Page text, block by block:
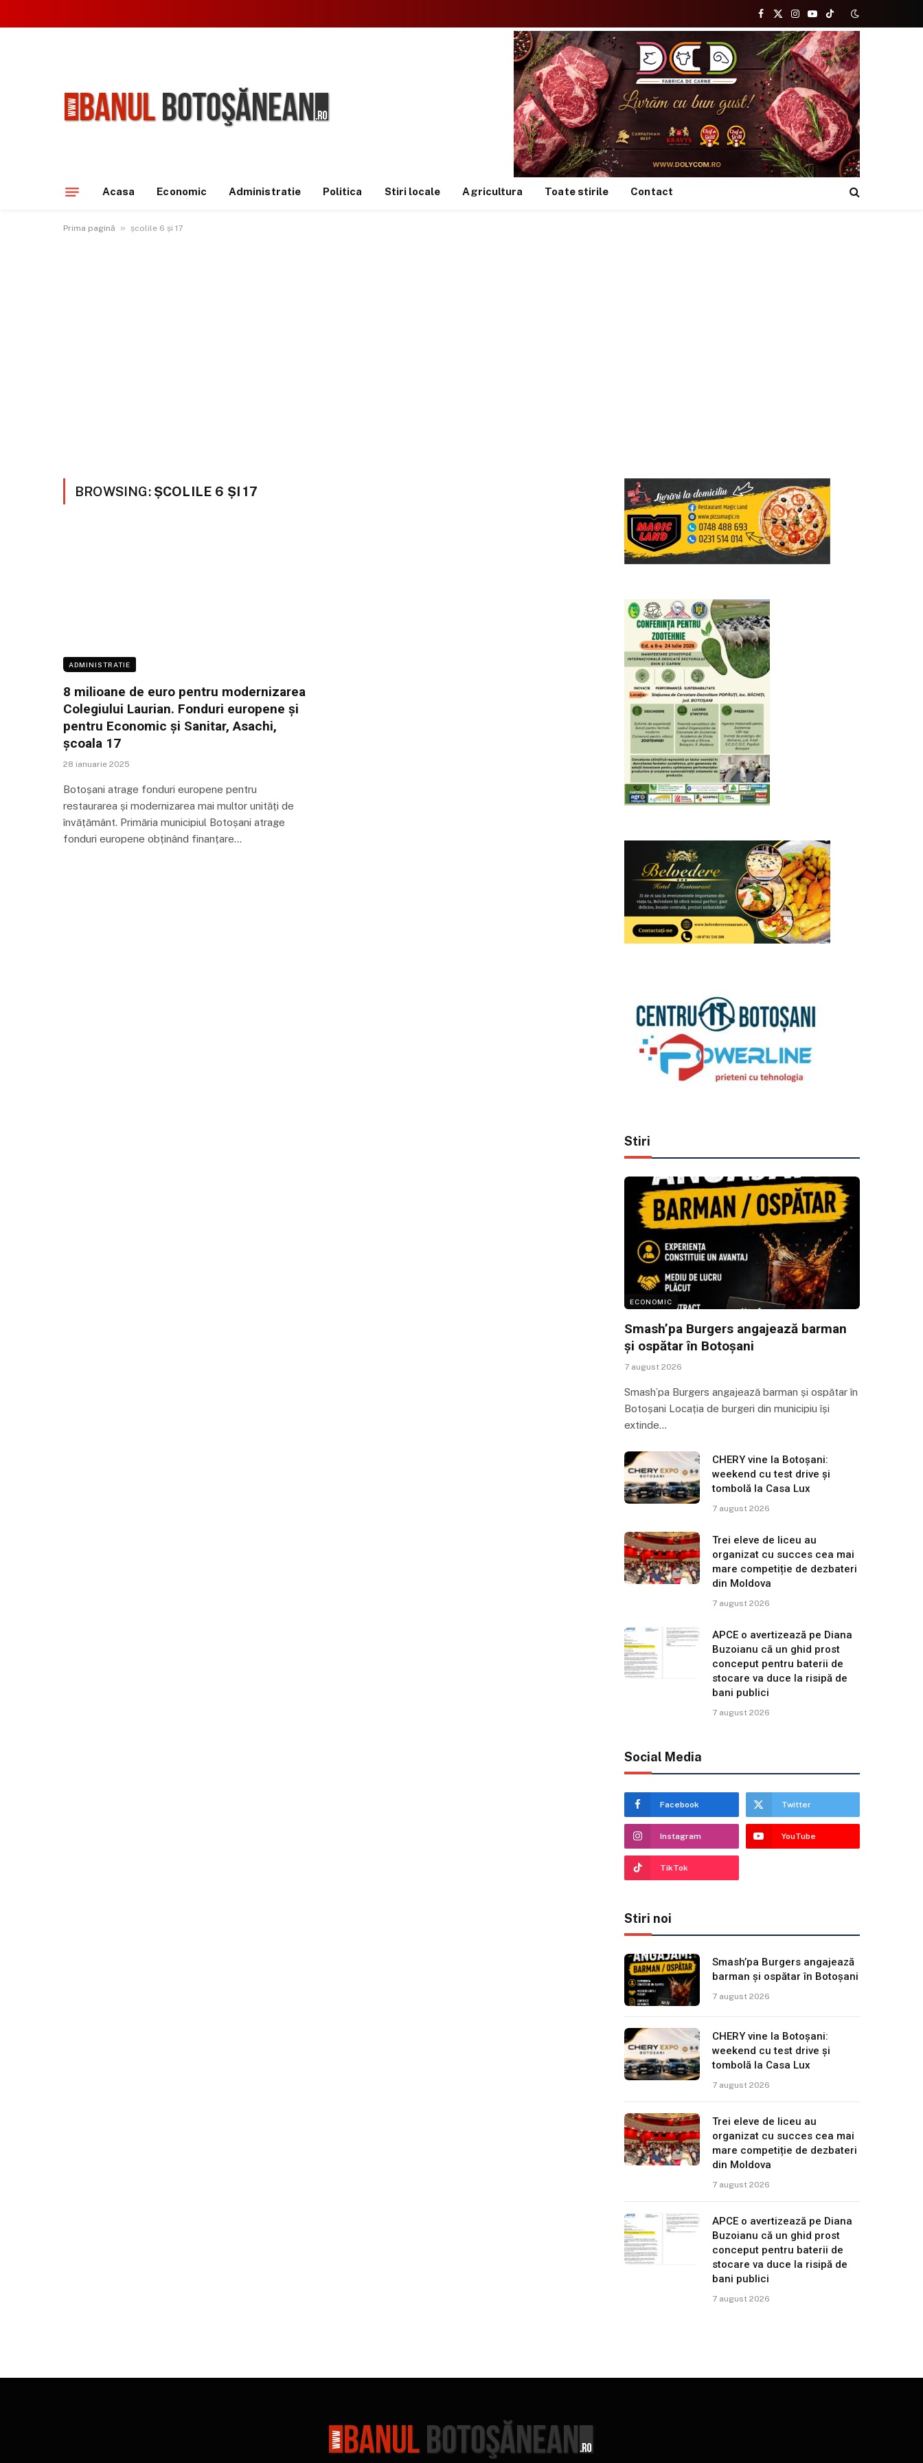
Facebook
X
(Twitter)
Instagram
YouTubeTikTok
Acasa Economic Administratie Politica Stiri locale Agricultura Toate stirile Contact
Prima pagină » școlile 6 și 17
BROWSING: ȘCOLILE 6 ȘI 17
ADMINISTRATIE
8 milioane de euro pentru modernizarea
Colegiului Laurian. Fonduri europene și
pentru Economic și Sanitar, Asachi,
școala 17
28 ianuarie 2025
Botoșani atrage fonduri europene pentru
restaurarea și modernizarea mai multor unități de
învățământ. Primăria municipiul Botoșani atrage
fonduri europene obținând finanțare…
Stiri
ECONOMIC
Smash’pa Burgers angajează barman
și ospătar în Botoșani
7 august 2026
Smash’pa Burgers angajează barman și ospătar în
Botoșani Locația de burgeri din municipiu își
extinde…
CHERY vine la Botoșani:
weekend cu test drive și
tombolă la Casa Lux
7 august 2026
Trei eleve de liceu au
organizat cu succes cea mai
mare competiție de dezbateri
din Moldova
7 august 2026
APCE o avertizează pe Diana
Buzoianu că un ghid prost
conceput pentru baterii de
stocare va duce la risipă de
bani publici
7 august 2026
Social Media
Facebook Twitter
Instagram YouTube
TikTok
Stiri noi
Smash’pa Burgers angajează
barman și ospătar în Botoșani
7 august 2026
CHERY vine la Botoșani:
weekend cu test drive și
tombolă la Casa Lux
7 august 2026
Trei eleve de liceu au
organizat cu succes cea mai
mare competiție de dezbateri
din Moldova
7 august 2026
APCE o avertizează pe Diana
Buzoianu că un ghid prost
conceput pentru baterii de
stocare va duce la risipă de
bani publici
7 august 2026